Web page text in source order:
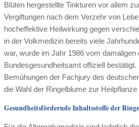
Blüten hergestellte Tinkturen vor allem
Vergiftungen nach dem Verzehr von
hocheffektive Heilwirkung gegen
in der Volkmedizin bereits viele
war, wurde im Jahr 1986 vom damaligen
Bundesgesundheitsamt offiziell
Bemühungen der Fachjury des
die Wahl der Ringelblume zur
Gesundheitsfördernde Inhaltsstoffe der